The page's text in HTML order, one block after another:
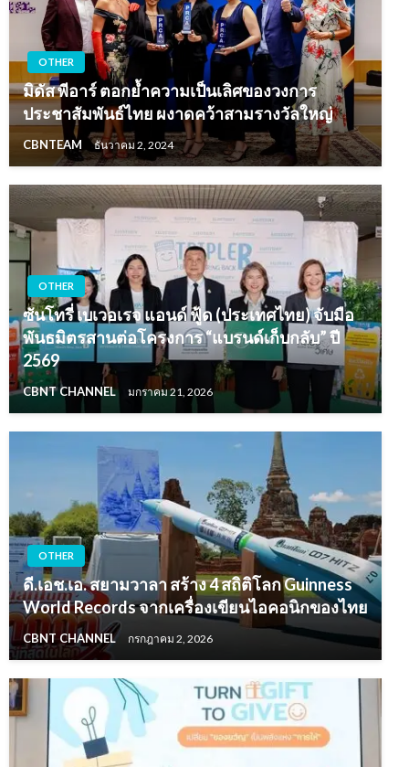
OTHER
มิดัส พีอาร์ ตอกย้ำความเป็นเลิศของวงการ
ประชาสัมพันธ์ไทย ผงาดคว้าสามรางวัลใหญ่
CBNTEAM ธันวาคม 2, 2024
OTHER
ซันโทรี่ เบเวอเรจ แอนด์ ฟู้ด (ประเทศไทย) จับมือ
พันธมิตรสานต่อโครงการ “แบรนด์เก็บกลับ” ปี
2569
CBNT CHANNEL มกราคม 21, 2026
OTHER
ดี.เอช.เอ. สยามวาลา สร้าง 4 สถิติโลก Guinness
World Records จากเครื่องเขียนไอคอนิกของไทย
CBNT CHANNEL กรกฎาคม 2, 2026